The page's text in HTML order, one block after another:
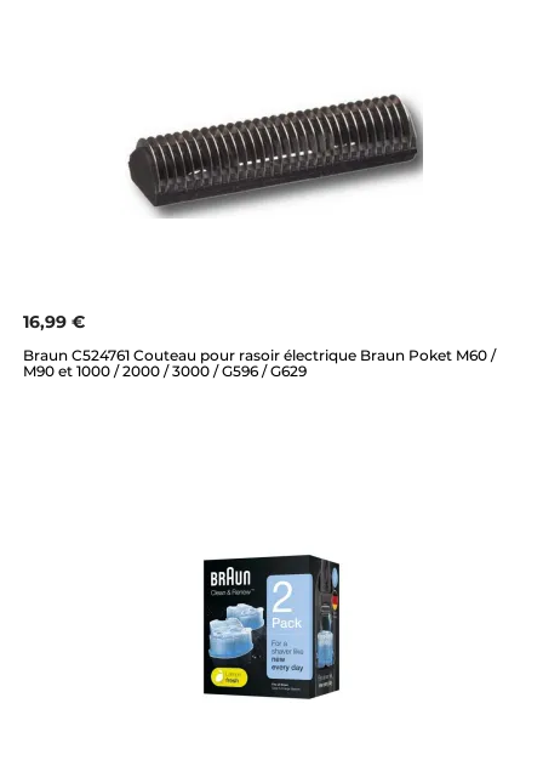
16,99 €
Braun C524761 Couteau pour rasoir électrique Braun Poket M60 /
M90 et 1000 / 2000 / 3000 / G596 / G629